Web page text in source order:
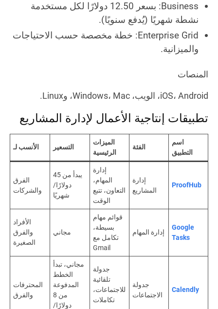
Business: بسعر 12.50 دولارًا لكل مستخدمة
نشطة شهريًا (يُدفع سنويًا).
Enterprise Grid: خطة مخصصة حسب الاحتياجات
والميزانية.
المنصات
iOS، Android، الويب، Windows، Mac، وLinux.
تطبيقات إنتاجية الأعمال لإدارة المشاريع
اسم
التطبيق
الفئة
الميزات
الرئيسية
التسعير الأنسب لـ
ProofHub
إدارة
المشاريع
إدارة
المهام،
التعاون، تتبع
الوقت
يبدأ من 45
دولارًا/
شهريًا
الفرق
والشركات
Google
Tasks
إدارة المهام
قوائم مهام
بسيطة،
تكامل مع
Gmail
مجاني
الأفراد
والفرق
الصغيرة
Calendly
جدولة
الاجتماعات
جدولة
تلقائية
للاجتماعات،
تكاملات
مجاني، تبدأ
الخطط
المدفوعة
من 8
دولارًا/
المحترفات
والفرق